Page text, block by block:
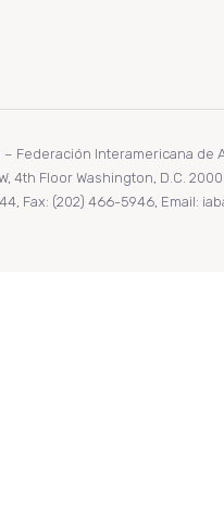
Federación Interamericana de
4th Floor Washington, D.C.
Fax: (202) 466-5946, Email: